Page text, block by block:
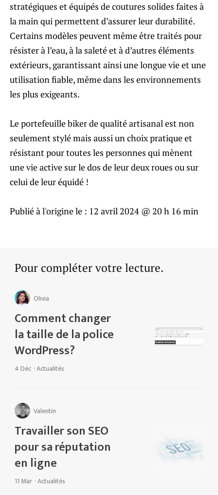
stratégiques et équipés de coutures solides faites à
la main qui permettent d’assurer leur durabilité.
Certains modèles peuvent même être traités pour
résister à l’eau, à la saleté et à d’autres éléments
extérieurs, garantissant ainsi une longue vie et une
utilisation fiable, même dans les environnements
les plus exigeants.
Le portefeuille biker de qualité artisanal est non
seulement stylé mais aussi un choix pratique et
résistant pour toutes les personnes qui mènent
une vie active sur le dos de leur deux roues ou sur
celui de leur équidé !
Publié à l'origine le : 12 avril 2024 @ 20 h 16 min
Pour compléter votre lecture.
Olivia
Comment changer
la taille de la police
WordPress?
4 Déc ·Actualités
Valentin
Travailler son SEO
pour sa réputation
en ligne
11 Mar ·Actualités